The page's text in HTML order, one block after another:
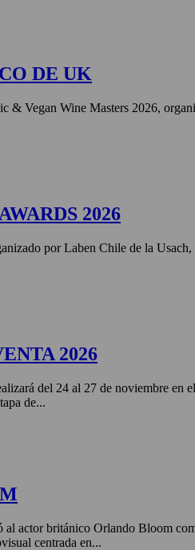
DE UK
Vegan Wine Masters 2026,
2026
por Laben Chile de la
2026
del 24 al 27 de noviembre en
de...
actor británico Orlando Bloom
centrada en...